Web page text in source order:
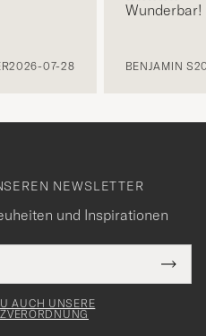
2026-07-28
Wunderbar!
BENJAMIN S
NEWSLETTER
und Inspirationen
AUCH UNSERE